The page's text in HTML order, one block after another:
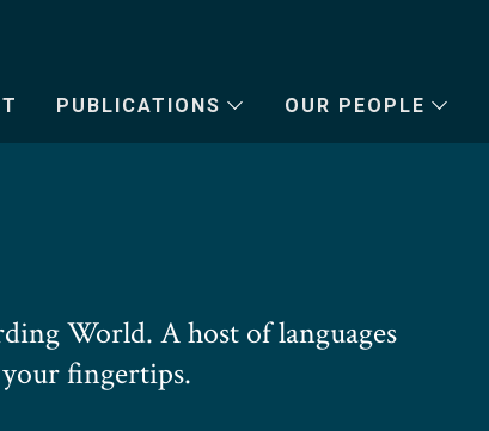
PUBLICATIONS OUR PEOPLE
World. A host of languages
fingertips.